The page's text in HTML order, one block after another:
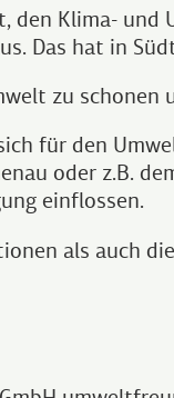
Klima-
Das hat in
zu schonen
für den
oder z.B.
einflossen.
als auch